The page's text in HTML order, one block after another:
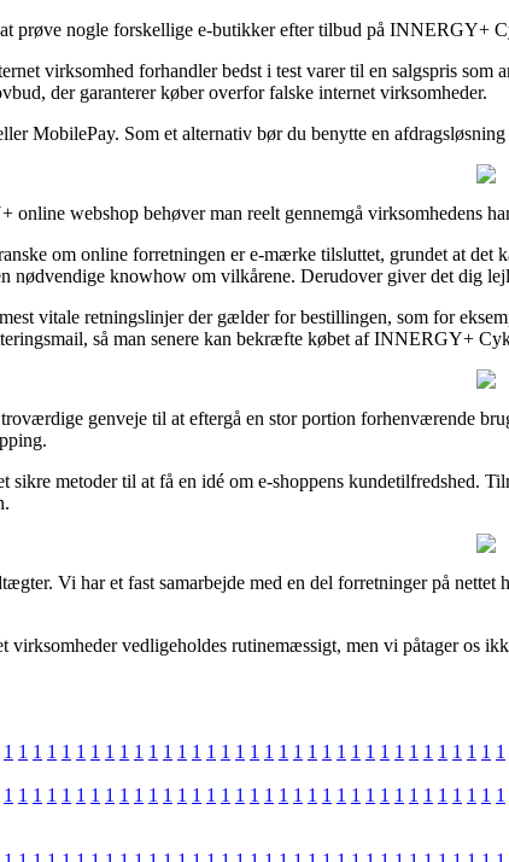
prøve nogle forskellige e-butikker efter tilbud på INNERGY+
virksomhed forhandler bedst i test varer til en salgspris
der garanterer køber overfor falske internet virksomheder.
MobilePay. Som et alternativ bør du benytte en
webshop behøver man reelt gennemgå virksomhedens
om online forretningen er e-mærke tilsluttet, grundet at
nødvendige knowhow om vilkårene. Derudover giver det dig
vitale retningslinjer der gælder for bestillingen, som for
så man senere kan bekræfte købet af INNERGY+
genveje til at eftergå en stor portion forhenværende
sikre metoder til at få en idé om e-shoppens
Vi har et fast samarbejde med en del forretninger på
virksomheder vedligeholdes rutinemæssigt, men vi påtager os
1 1 1 1 1 1 1 1 1 1 1 1 1 1 1 1 1 1 1 1 1 1 1 1 1 1 1 1 1 1 1 1 1 1 1
1 1 1 1 1 1 1 1 1 1 1 1 1 1 1 1 1 1 1 1 1 1 1 1 1 1 1 1 1 1 1 1 1 1 1